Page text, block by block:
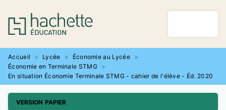
MENU RECHERCHE
PIED DE PAGE
Accueil > Lycée > Économie au Lycée
>
Économie en Terminale STMG
>
En situation Économie Terminale STMG - cahier de l'élève - Éd. 2020
VERSION PAPIER